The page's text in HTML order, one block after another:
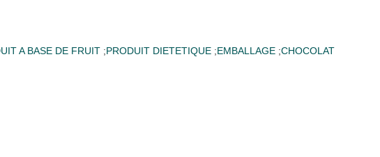
A BASE DE FRUIT ;PRODUIT DIETETIQUE ;EMBALLAGE ;CHOCOLAT